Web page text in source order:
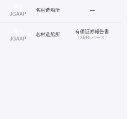
JGAAP
名村造船所 —
JGAAP
名村造船所 有価証券報告書
（XBRLベース）